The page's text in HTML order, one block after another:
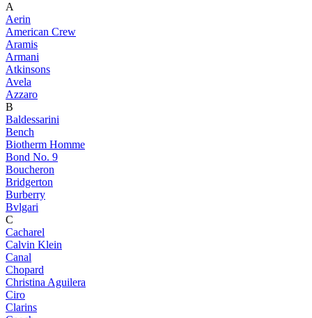
A
Aerin
American Crew
Aramis
Armani
Atkinsons
Avela
Azzaro
B
Baldessarini
Bench
Biotherm Homme
Bond No. 9
Boucheron
Bridgerton
Burberry
Bvlgari
C
Cacharel
Calvin Klein
Canal
Chopard
Christina Aguilera
Ciro
Clarins